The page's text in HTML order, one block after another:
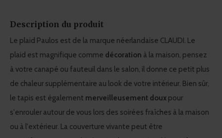
Description du produit
Le plaid Paulos est de la marque néerlandaise CLAUDI. Le
plaid est magnifique comme décoration à la maison, pensez
à votre canapé ou fauteuil dans le salon, il donne ce petit plus
de chaleur supplémentaire au look de votre intérieur. Bien sûr,
le tapis est également merveilleusement doux pour
s'enrouler autour de vous lors des soirées fraîches à la maison
ou à l'extérieur. La couverture vivante peut être